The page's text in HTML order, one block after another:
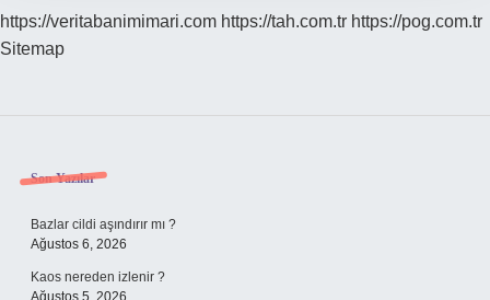
https://veritabanimimari.com https://tah.com.tr https://pog.com.tr
Sitemap
Sidebar
Son Yazılar
Bazlar cildi aşındırır mı ?
Ağustos 6, 2026
Kaos nereden izlenir ?
Ağustos 5, 2026